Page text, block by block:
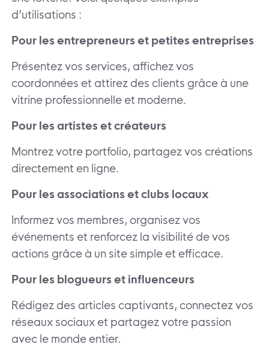
d’utilisations :
Pour les entrepreneurs et petites entreprises
Présentez vos services, affichez vos
coordonnées et attirez des clients grâce à une
vitrine professionnelle et moderne.
Pour les artistes et créateurs
Montrez votre portfolio, partagez vos créations
directement en ligne.
Pour les associations et clubs locaux
Informez vos membres, organisez vos
événements et renforcez la visibilité de vos
actions grâce à un site simple et efficace.
Pour les blogueurs et influenceurs
Rédigez des articles captivants, connectez vos
réseaux sociaux et partagez votre passion
avec le monde entier.